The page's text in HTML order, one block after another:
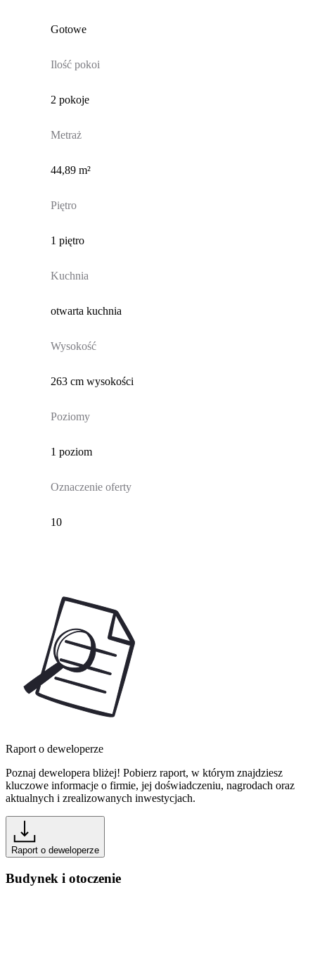
Gotowe
Ilość pokoi
2 pokoje
Metraż
44,89 m²
Piętro
1 piętro
Kuchnia
otwarta kuchnia
Wysokość
263 cm wysokości
Poziomy
1 poziom
Oznaczenie oferty
10
Raport o deweloperze
Poznaj dewelopera bliżej! Pobierz raport, w którym znajdziesz
kluczowe informacje o firmie, jej doświadczeniu, nagrodach oraz
aktualnych i zrealizowanych inwestycjach.
Raport o deweloperze
Budynek i otoczenie